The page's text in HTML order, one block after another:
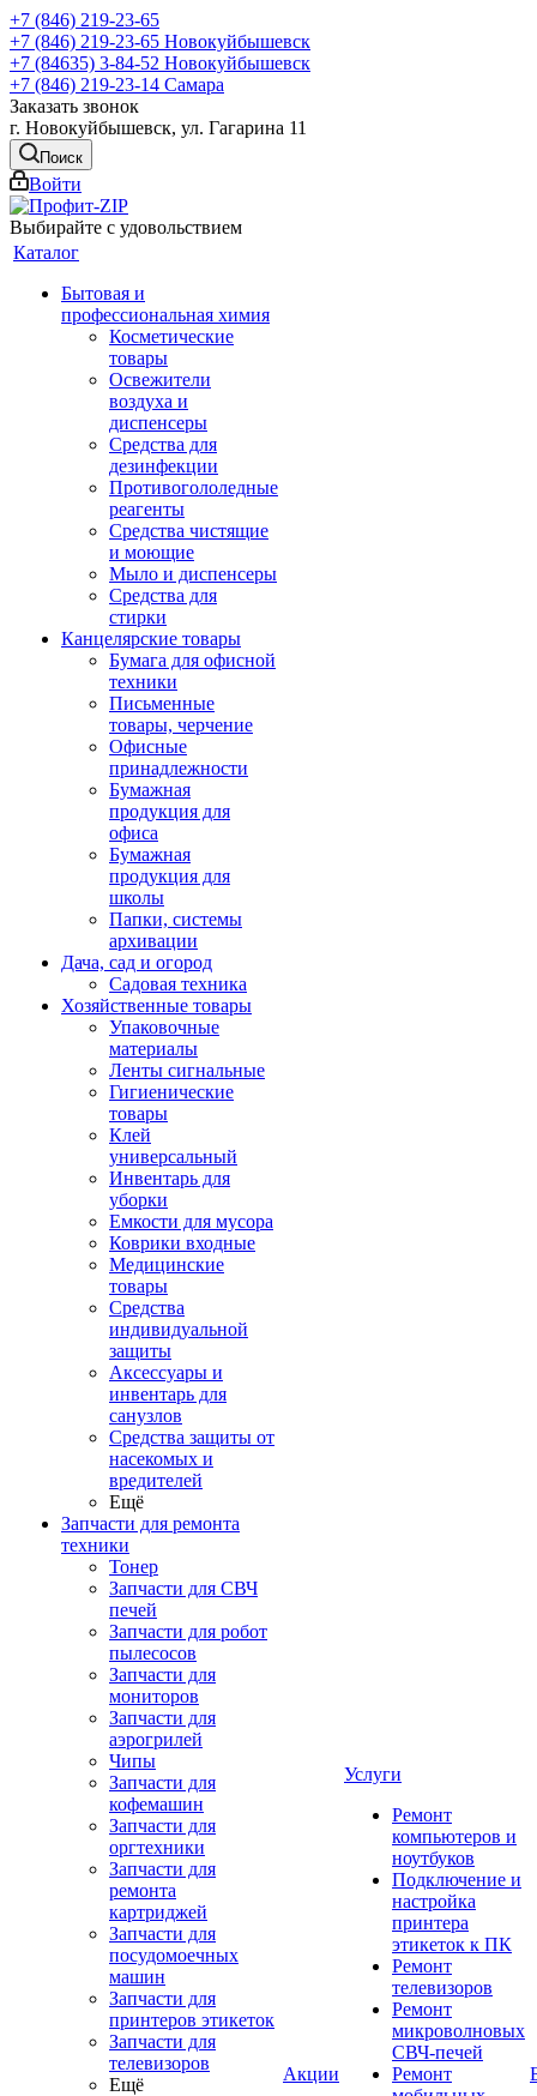
+7 (846) 219-23-65
+7 (846) 219-23-65 Новокуйбышевск
+7 (84635) 3-84-52 Новокуйбышевск
+7 (846) 219-23-14 Самара
Заказать звонок
г. Новокуйбышевск, ул. Гагарина 11
Поиск
Войти
Выбирайте с удовольствием
Каталог
Бытовая и
профессиональная химия
Косметические
товары
Освежители
воздуха и
диспенсеры
Средства для
дезинфекции
Противогололедные
реагенты
Средства чистящие
и моющие
Мыло и диспенсеры
Средства для
стирки
Канцелярские товары
Бумага для офисной
техники
Письменные
товары, черчение
Офисные
принадлежности
Бумажная
продукция для
офиса
Бумажная
продукция для
школы
Папки, системы
архивации
Дача, сад и огород
Садовая техника
Хозяйственные товары
Упаковочные
материалы
Ленты сигнальные
Гигиенические
товары
Клей
универсальный
Инвентарь для
уборки
Емкости для мусора
Коврики входные
Медицинские
товары
Средства
индивидуальной
защиты
Аксессуары и
инвентарь для
санузлов
Средства защиты от
насекомых и
вредителей
Ещё
Запчасти для ремонта
техники
Тонер
Запчасти для СВЧ
печей
Запчасти для робот
пылесосов
Запчасти для
мониторов
Запчасти для
аэрогрилей
Чипы
Запчасти для
кофемашин
Запчасти для
оргтехники
Запчасти для
ремонта
картриджей
Запчасти для
посудомоечных
машин
Запчасти для
принтеров этикеток
Запчасти для
телевизоров
Ещё
Акции
Услуги
Ремонт
компьютеров и
ноутбуков
Подключение и
настройка
принтера
этикеток к ПК
Ремонт
телевизоров
Ремонт
микроволновых
СВЧ-печей
Ремонт